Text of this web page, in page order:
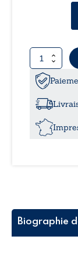
quantité
de
Recueil
des
poèmes
français
Biographie